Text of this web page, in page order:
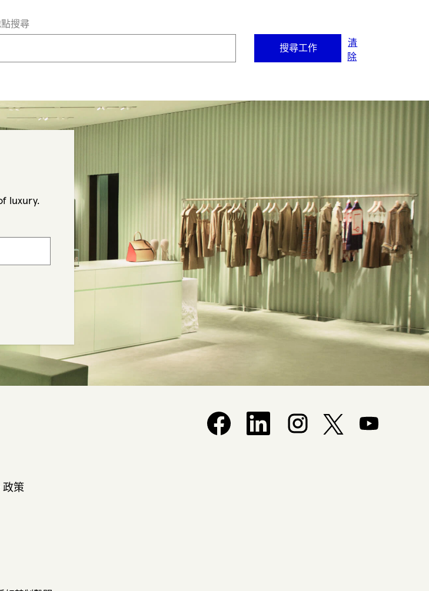
搜尋
清
除
luxury.
在新索引標籤中開啟。在新索引標籤中開啟。
在新索引標籤中開啟。
在新索引標籤中開啟。
政策